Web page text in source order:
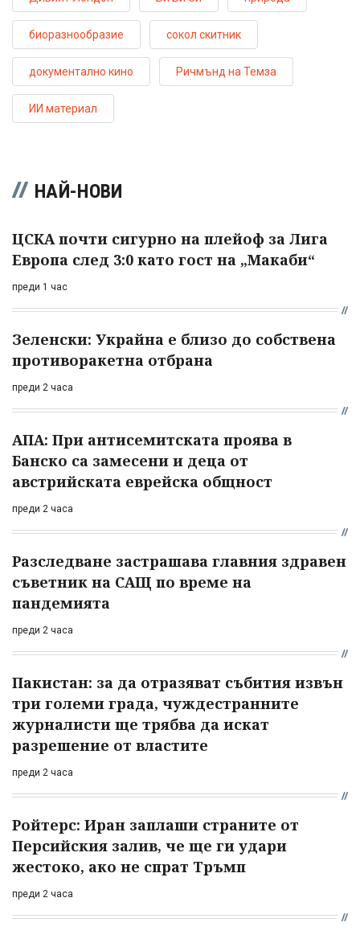
биоразнообразие сокол скитник
документално кино Ричмънд на Темза
ИИ материал
НАЙ-НОВИ
ЦСКА почти сигурно на плейоф за Лига
Европа след 3:0 като гост на „Макаби“
преди 1 час
Зеленски: Украйна е близо до собствена
противоракетна отбрана
преди 2 часа
АПА: При антисемитската проява в
Банско са замесени и деца от
австрийската еврейска общност
преди 2 часа
Разследване застрашава главния здравен
съветник на САЩ по време на
пандемията
преди 2 часа
Пакистан: за да отразяват събития извън
три големи града, чуждестранните
журналисти ще трябва да искат
разрешение от властите
преди 2 часа
Ройтерс: Иран заплаши страните от
Персийския залив, че ще ги удари
жестоко, ако не спрат Тръмп
преди 2 часа